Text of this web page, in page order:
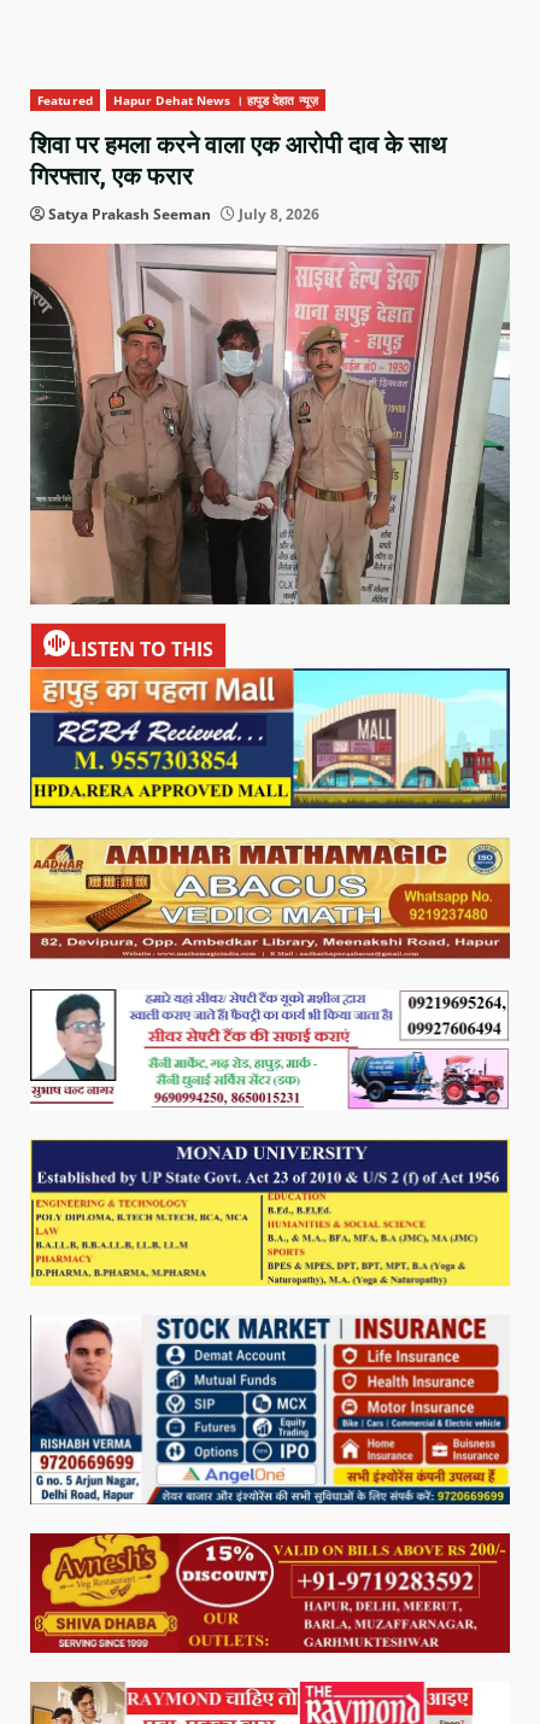
Featured Hapur Dehat News । हापुड देहात न्यूज़
शिवा पर हमला करने वाला एक आरोपी दाव के साथ
गिरफ्तार, एक फरार
Satya Prakash Seeman July 8, 2026
LISTEN TO THIS